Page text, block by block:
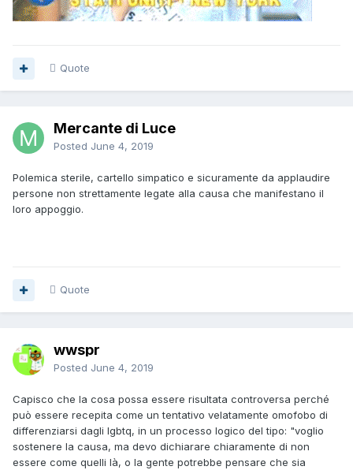
Quote
Mercante di Luce
Posted June 4, 2019
Polemica sterile, cartello simpatico e sicuramente da applaudire
persone non strettamente legate alla causa che manifestano il
loro appoggio.
Quote
wwspr
Posted June 4, 2019
Capisco che la cosa possa essere risultata controversa perché
può essere recepita come un tentativo velatamente omofobo di
differenziarsi dagli lgbtq, in un processo logico del tipo: "voglio
sostenere la causa, ma devo dichiarare chiaramente di non
essere come quelli là, o la gente potrebbe pensare che sia